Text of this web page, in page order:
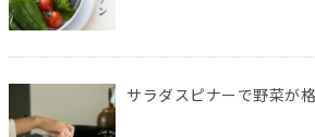
サラダスピナーで野菜が